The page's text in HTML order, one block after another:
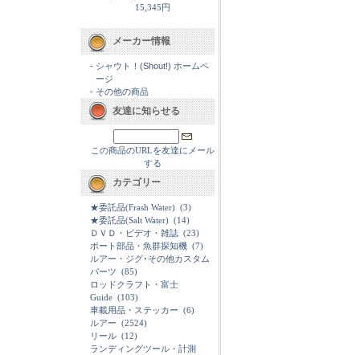
15,345円
メーカー情報
- シャウト！(Shout!) ホームペ
ージ
- その他の商品
友達に知らせる
この商品のURLを友達にメール
する
カテゴリー
★委託品(Frash Water) (3)
★委託品(Salt Water) (14)
ＤＶＤ・ビデオ・雑誌 (23)
ボート部品・魚群探知機 (7)
ルアー・ジグ･その他カスタム
パーツ (85)
ロッドクラフト・富士
Guide (103)
車載用品・ステッカー (6)
ルアー (2524)
リール (12)
ランディングツール・計測